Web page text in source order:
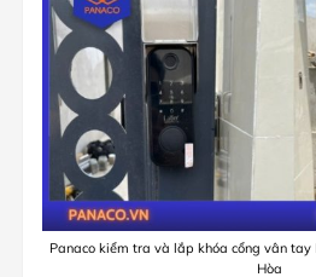
Panaco kiểm tra và lắp khóa cổng vân tay
Hòa